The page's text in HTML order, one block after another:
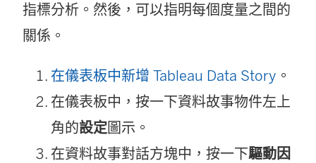
指標分析。然後，可以指明每個度量之間的
關係。
在儀表板中新增 Tableau Data Story 。
在儀表板中，按一下資料故事物件左上
角的設定圖示。
在資料故事對話方塊中，按一下驅動因